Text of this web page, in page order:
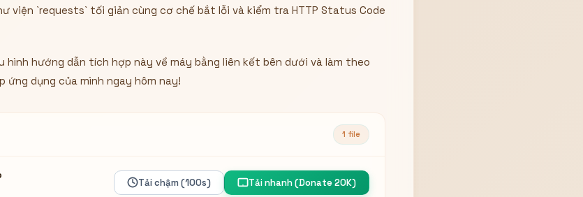
viện `requests` tối giản cùng cơ chế bắt lỗi và kiểm tra HTTP Status Code
hướng dẫn tích hợp này về máy bằng liên kết bên dưới và làm theo
dụng của mình ngay hôm nay!
1 file
Tải chậm (100s) Tải nhanh (Donate 20K)